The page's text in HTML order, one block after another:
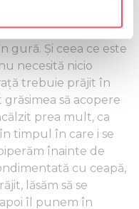
scanning it for
data is processed
details section.
and ads, to
to analyse our traffic.
use of our site with
partners who
that you’ve
from your use
extrem de sofisticat,
gură. Și ceea ce este
necesită nicio
trebuie prăjit în
să acopere
prea mult, ca
timpul în care i se
înainte de
cu ceapă,
lăsăm să se
îl punem în